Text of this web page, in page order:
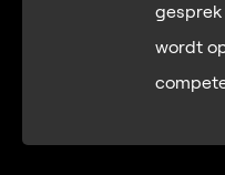
gesprek
wordt